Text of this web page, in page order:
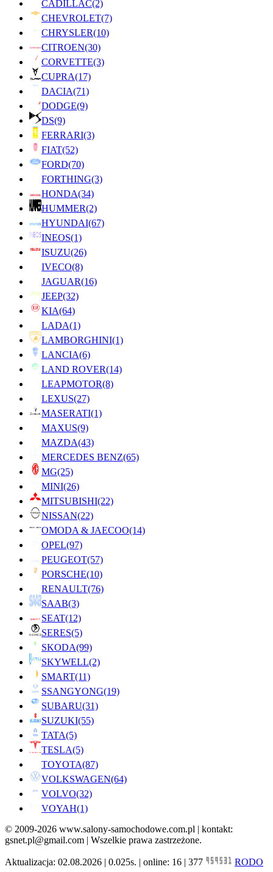
CADILLAC(2)
CHEVROLET(7)
CHRYSLER(10)
CITROEN(30)
CORVETTE(3)
CUPRA(17)
DACIA(71)
DODGE(9)
DS(9)
FERRARI(3)
FIAT(52)
FORD(70)
FORTHING(3)
HONDA(34)
HUMMER(2)
HYUNDAI(67)
INEOS(1)
ISUZU(26)
IVECO(8)
JAGUAR(16)
JEEP(32)
KIA(64)
LADA(1)
LAMBORGHINI(1)
LANCIA(6)
LAND ROVER(14)
LEAPMOTOR(8)
LEXUS(27)
MASERATI(1)
MAXUS(9)
MAZDA(43)
MERCEDES BENZ(65)
MG(25)
MINI(26)
MITSUBISHI(22)
NISSAN(22)
OMODA & JAECOO(14)
OPEL(97)
PEUGEOT(57)
PORSCHE(10)
RENAULT(76)
SAAB(3)
SEAT(12)
SERES(5)
SKODA(99)
SKYWELL(2)
SMART(11)
SSANGYONG(19)
SUBARU(31)
SUZUKI(55)
TATA(5)
TESLA(5)
TOYOTA(87)
VOLKSWAGEN(64)
VOLVO(32)
VOYAH(1)
© 2009-2026 www.salony-samochodowe.com.pl | kontakt:
gsnet.pl@gmail.com | Wszelkie prawa zastrzeżone.
Aktualizacja: 02.08.2026 | 0.025s. | online: 16 | 377 RODO